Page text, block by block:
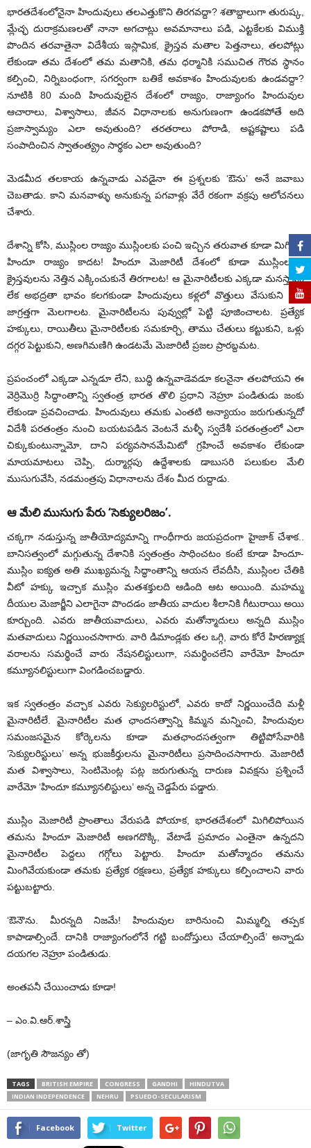
భారతదేశంలోనైనా హిందువులు తలఎత్తుకొని తిరగవద్దా? శతాబ్దాలుగా తురుష్క,
మ్లేచ్ఛ దురాక్రమణలతో నానా అగచాట్లు అవమానాలు పడి, ఎట్టకేలకు విముక్తి
పొందిన తరవాతైనా విదేశీయ ఇస్లామిక, క్రైస్తవ మతాల పెత్తనాలు, తలపోట్లు
లేకుండా తమ దేశంలో తమ మతానికి, తమ ధర్మానికి సముచిత గౌరవ స్థానం
కల్పించి, నిర్నిబంధంగా, సగర్వంగా బతికే అవకాశం హిందువులకు ఉండవద్దా?
నూటికి 80 మంది హిందువులైన దేశంలో రాజ్యం, రాజ్యాంగం హిందువుల
ఆచారాలు, విశ్వాసాలు, జీవన విధానాలకు అనుగుణంగా ఉండకపోతే అది
ప్రజాస్వామ్యం ఎలా అవుతుంది? తరతరాలు పోరాడి, అష్టకష్టాలు పడి
సంపాదించిన స్వాతంత్య్రం సార్థకం ఎలా అవుతుంది?
మెడమీద తలకాయ ఉన్నవాడు ఎవడైనా ఈ ప్రశ్నలకు ‘ఔను’ అనే జవాబు
చెబతాడు. కాని మనవాళ్ళు అనుకున్న పగవాళ్లు వేరే రకంగా వక్రపు ఆలోచనలు
చేశారు.
దేశాన్ని కోసి, ముస్లింల రాజ్యం ముస్లింలకు పంచి ఇచ్చిన తరువాత కూడా మిగిలేది
హిందూ రాజ్యం కాదట! హిందూ మెజారిటీ దేశంలో కూడా ముస్లింలను,
క్రైస్తవులను నెత్తిన ఎక్కించుకునే తిరగాలట! ఆ మైనారిటీలకు ఎక్కడా మనస్తాపం
లేక అభద్రతా భావం కలగకుండా హిందువులు కళ్లలో వొత్తులు వేసుకుని కడు
జాగ్రత్తగా మెలగాలట. మైనారిటీలను పువ్వుల్లో పెట్టి పూజించాలట. ప్రత్యేక
హక్కులు, రాయితీలు మైనారిటీలకు సమకూర్చి, తాము చేతులు కట్టుకుని, ఒళ్లు
దగ్గర పెట్టుకుని, అణగిమణిగి ఉండటమే మెజారిటీ ప్రజల ప్రారబ్దమట.
ప్రపంచంలో ఎక్కడా ఎన్నడూ లేని, బుద్ధి ఉన్నవాడెవడూ కలనైనా తలపోయని ఈ
వెర్రిమొర్రి సిద్ధాంతాన్ని స్వతంత్ర భారత తొలి ప్రధాని నెహ్రూ పండితుడు జంకు
లేకుండా ప్రవచించాడు. హిందువులు తమకు ఎంతటి అన్యాయం జరుగుతున్నదో
విదేశీ పరతంత్రం నుంచి బయటపడిన వెంటనే మళ్ళీ స్వదేశీ పరతంత్రంలో ఎలా
చిక్కుకుంటున్నామో, దాని పర్యవసానమేమిటో గ్రహించే అవకాశం లేకుండా
మాయమాటలు చెప్పి, దుర్మార్గపు ఉద్దేశాలకు డాబుసరి పలుకుల మేలి
ముసుగువేసి, నడమంత్రపు విధానాలను దేశం మీద రుద్దాడు.
ఆ మేలి ముసుగు పేరు ‘సెక్యులరిజం’.
చక్కగా నడుస్తున్న జాతీయోద్యమాన్ని గాంధీగారు జయప్రదంగా హైజాక్‌ చేశాక..
బానిసత్వంలో మగ్గుతున్న దేశానికి స్వతంత్రం సాధించటం కంటే కూడా హిందూ-
ముస్లిం ఐక్యత అతి ముఖ్యమన్న సిద్ధాంతాన్ని ఆయన లేవదీసి, ముస్లింల చేతికి
వీటో హక్కు ఇచ్చాక ముస్లిం మతశక్తులది ఆడింది ఆట అయింది. మహమ్మ
దీయుల మెజార్జీని ఎలాగైనా పొందడం జాతీయ వాదుల శీలానికి గీటురాయి అయి
కూర్చుంది. ఎవరు జాతీయవాదులు, ఎవరు మతోన్మాదులు అన్నది ముస్లిం
మతవాదులు నిర్ణయించసాగారు. వారి డిమాండ్లకు తల ఒగ్గి, వారు కోరే హిరణ్యాక్ష
వరాలను సమర్థించే వారు నేషనలిస్టులుగా, సమర్థించలేని వారేమో హిందూ
కమ్యూనలిస్టులుగా వింగడించబడ్డారు.
ఇక స్వతంత్రం వచ్చాక ఎవరు సెక్యులరిస్టులో, ఎవరు కాదో నిర్ణయించేది మళ్లీ
మైనారిటీలే. మైనారిటీల మత ఛాందసత్వాన్ని కిమ్మన మన్నించి, హిందువుల
సమంజసమైన కోర్కెలను కూడా మతఛాందసత్వంగా తిట్టిపోసేవారికి
‘సెక్యులరిస్టులు’ అన్న భుజకీర్తులను మైనారిటీలు ప్రసాదించసాగారు. మెజారిటీ
మత విశ్వాసాలు, సెంటిమెంట్ల పట్ల జరుగుతున్న దారుణ వివక్షను ప్రశ్నించే
వారేమో ‘హిందూ కమ్యూనలిస్టులు’ అన్న చెడ్డపేరు పడ్డారు.
ముస్లిం మెజారిటీ ప్రాంతాలు వేరుపడి పోయాక, భారతదేశంలో మిగిలిపోయిన
తమను హిందూ మెజారిటీ అణగదొక్కి, వేటాడే ప్రమాదం ఎంతైనా ఉన్నదని
మైనారిటీల పెద్దలు గగ్గోలు పెట్టారు. హిందూ మతోన్మాదం తమను
మింగివేయకుండా తమకు ప్రత్యేక రక్షణలు, ప్రత్యేక హక్కులు కల్పించాలని వారు
పట్టుబట్టారు.
‘ఔనౌను. మీరన్నది నిజమే! హిందువుల బారినుంచి మిమ్మల్ని తప్పక
కాపాడాల్సిందే. దానికి రాజ్యాంగంలోనే గట్టి బందోస్తులు చేయాల్సిందే’ అన్నాడు
దయగల నెహ్రూ పండితుడు.
అంతపనీ చేయించాడు కూడా!
– ఎం.వి.ఆర్‌.శాస్త్రి
(జాగృతి సౌజన్యం తో)
TAGS BRITISH EMPIRE CONGRESS GANDHI
HINDUTVA
INDIAN INDEPENDENCE
NEHRU PSUEDO-SECULARISM
Facebook Twitter